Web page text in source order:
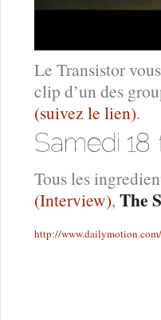
Le Transistor
clip d’un des
(suivez le lien).
Tous les
(Interview), The
http://